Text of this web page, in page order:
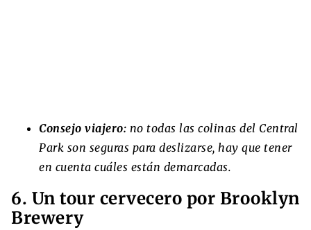
Consejo viajero: no todas las colinas del Central
Park son seguras para deslizarse, hay que tener
en cuenta cuáles están demarcadas.
6. Un tour cervecero por Brooklyn
Brewery